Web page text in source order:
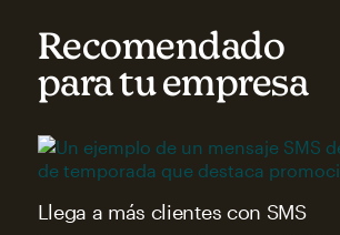
Recomendado
para tu empresa
Llega a más clientes con SMS